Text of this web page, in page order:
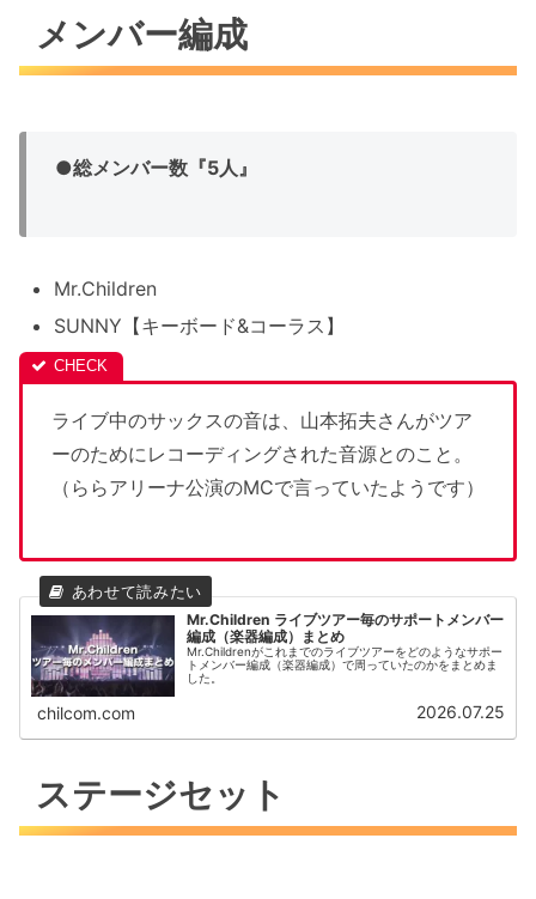
メンバー編成
●総メンバー数『5人』
Mr.Children
SUNNY【キーボード&コーラス】
ライブ中のサックスの音は、山本拓夫さんがツア
ーのためにレコーディングされた音源とのこと。
（ららアリーナ公演のMCで言っていたようです）
Mr.Children ライブツアー毎のサポートメンバー
編成（楽器編成）まとめ
Mr.Childrenがこれまでのライブツアーをどのようなサポー
トメンバー編成（楽器編成）で周っていたのかをまとめま
した。
chilcom.com 2026.07.25
ステージセット